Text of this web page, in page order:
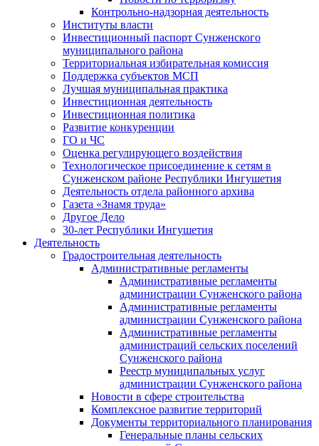
Контрольно-надзорная деятельность
Институты власти
Инвестиционный паспорт Сунженского
муниципального района
Территориальная избирательная комиссия
Поддержка субъектов МСП
Лучшая муниципальная практика
Инвестиционная деятельность
Инвестиционная политика
Развитие конкуренции
ГО и ЧС
Оценка регулирующего воздействия
Технологическое присоединение к сетям в
Сунженском районе Республики Ингушетия
Деятельность отдела районного архива
Газета «Знамя труда»
Другое Дело
30-лет Республики Ингушетия
Деятельность
Градостроительная деятельность
Административные регламенты
Административные регламенты
администрации Сунженского района
Административные регламенты
администрации Сунженского района
Административные регламенты
администраций сельских поселений
Сунженского района
Реестр муниципальных услуг
администрации Сунженского района
Новости в сфере строительства
Комплексное развитие территорий
Документы территориального планирования
Генеральные планы сельских